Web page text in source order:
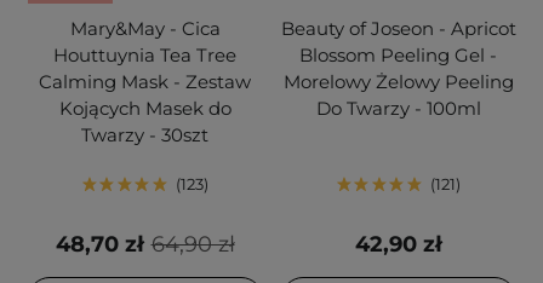
Mary&May - Cica
Houttuynia Tea Tree
Calming Mask - Zestaw
Kojących Masek do
Twarzy - 30szt
123
64,90 zł
48,70 zł
Beauty of Joseon - Apricot
Blossom Peeling Gel -
Morelowy Żelowy Peeling
Do Twarzy - 100ml
121
42,90 zł